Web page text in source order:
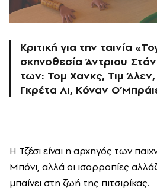
Κριτική για την ταινία
σκηνοθεσία Άντριου
των: Τομ Χανκς, Τιμ
Γκρέτα Λι, Κόναν
Η Τζέσι είναι η αρχηγός των
Μπόνι, αλλά οι ισορροπίες
μπαίνει στη ζωή της πιτσιρίκας.